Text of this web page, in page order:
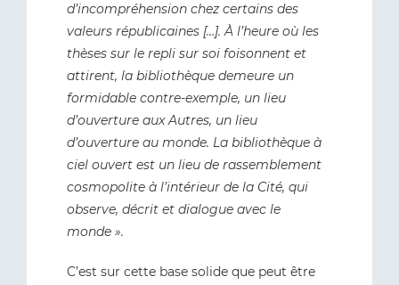
d’incompréhension chez certains des
valeurs républicaines […]. À l’heure où les
thèses sur le repli sur soi foisonnent et
attirent, la bibliothèque demeure un
formidable contre-exemple, un lieu
d’ouverture aux Autres, un lieu
d’ouverture au monde. La bibliothèque à
ciel ouvert est un lieu de rassemblement
cosmopolite à l’intérieur de la Cité, qui
observe, décrit et dialogue avec le
monde ».
C’est sur cette base solide que peut être